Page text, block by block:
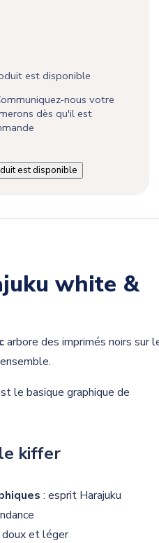
est disponible
nous votre
dès qu'il est
est disponible
white &
arbore des imprimés noirs sur
le basique graphique de
kiffer
: esprit Harajuku
et léger